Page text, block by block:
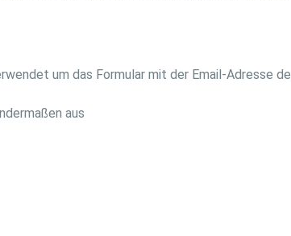
um das Formular mit der Email-Adresse
aus